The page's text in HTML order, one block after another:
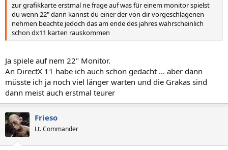
zur grafikkarte erstmal ne frage auf was für einem monitor spielst
du wenn 22" dann kannst du einer der von dir vorgeschlagenen
nehmen beachte jedoch das am ende des jahres wahrscheinlich
schon dx11 karten rauskommen
Ja spiele auf nem 22" Monitor.
An DirectX 11 habe ich auch schon gedacht ... aber dann
müsste ich ja noch viel länger warten und die Grakas sind
dann meist auch erstmal teurer
Frieso
Lt. Commander